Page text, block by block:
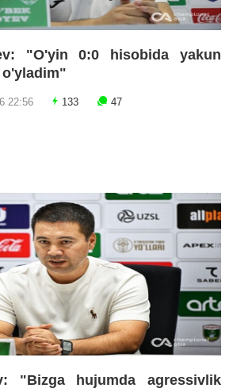
"O'yin 0:0 hisobida yakun
o'yladim"
22:56 133 47
"Bizga hujumda agressivlik